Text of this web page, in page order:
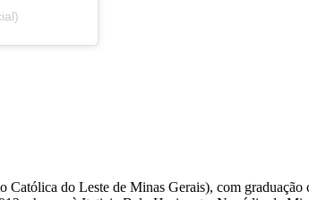
do Leste de Minas Gerais), com